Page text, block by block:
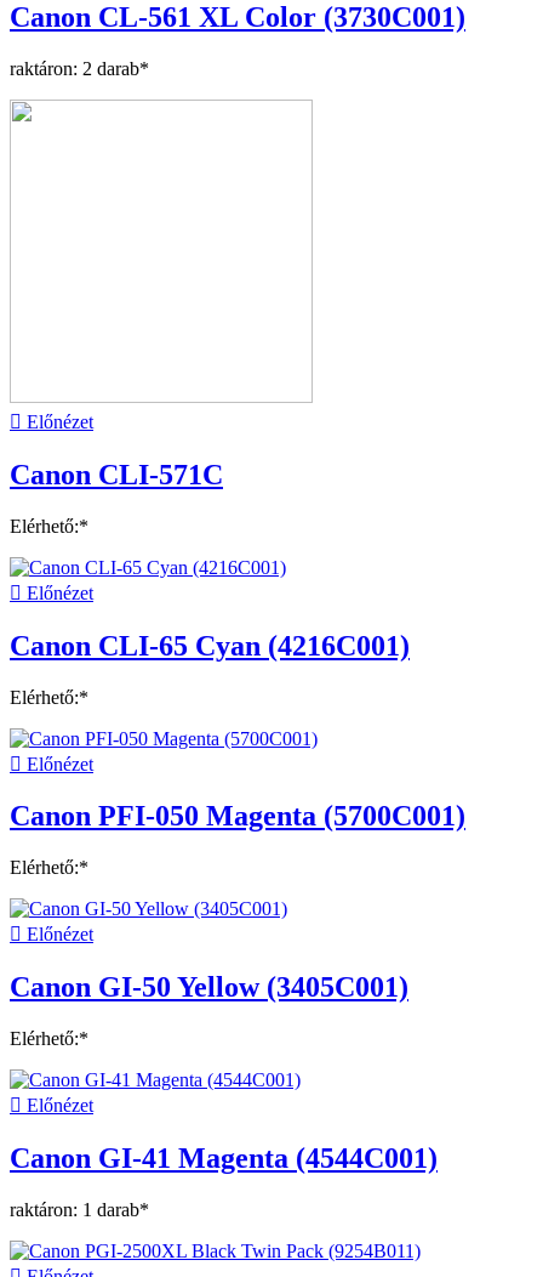
Canon CL-561 XL Color (3730C001)
raktáron: 2 darab*
 Előnézet
Canon CLI-571C
Elérhető:*
 Előnézet
Canon CLI-65 Cyan (4216C001)
Elérhető:*
 Előnézet
Canon PFI-050 Magenta (5700C001)
Elérhető:*
 Előnézet
Canon GI-50 Yellow (3405C001)
Elérhető:*
 Előnézet
Canon GI-41 Magenta (4544C001)
raktáron: 1 darab*